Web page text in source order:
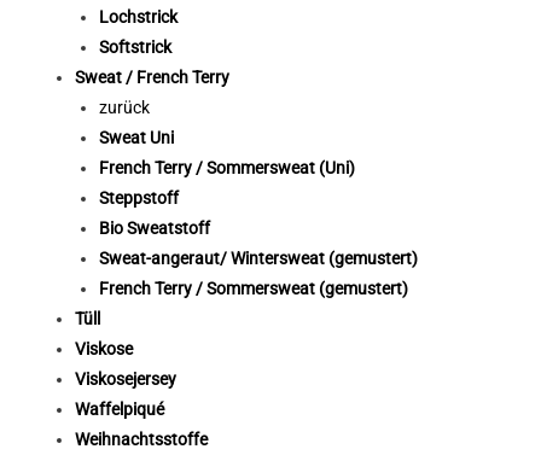
Lochstrick
Softstrick
Sweat / French Terry
zurück
Sweat Uni
French Terry / Sommersweat (Uni)
Steppstoff
Bio Sweatstoff
Sweat-angeraut/ Wintersweat (gemustert)
French Terry / Sommersweat (gemustert)
Tüll
Viskose
Viskosejersey
Waffelpiqué
Weihnachtsstoffe